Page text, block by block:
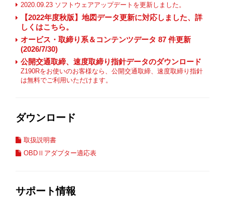
2020.09.23 ソフトウェアアップデートを更新しました。
【2022年度秋版】地図データ更新に対応しました、詳
しくはこちら。
オービス・取締り系＆コンテンツデータ 87 件更新
(2026/7/30)
公開交通取締、速度取締り指針データのダウンロード
Z190Rをお使いのお客様なら、公開交通取締、速度取締り指針
は無料でご利用いただけます。
ダウンロード
取扱説明書
OBDⅡアダプター適応表
サポート情報